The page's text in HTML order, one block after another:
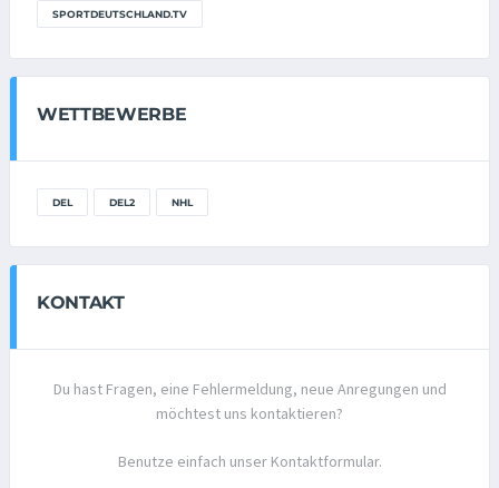
SPORTDEUTSCHLAND.TV
WETTBEWERBE
DEL DEL2 NHL
KONTAKT
Du hast Fragen, eine Fehlermeldung, neue Anregungen und
möchtest uns kontaktieren?
Benutze einfach unser Kontaktformular.